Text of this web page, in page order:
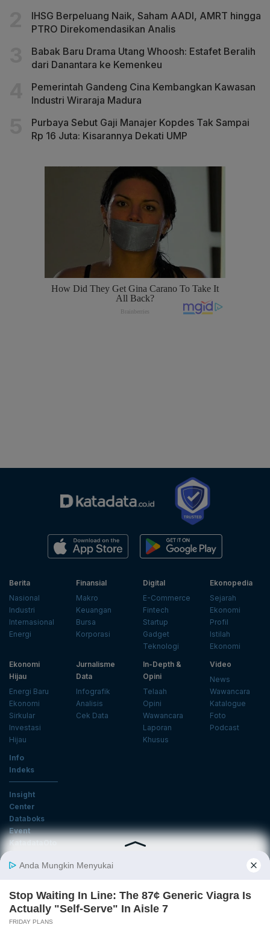
IHSG Berpeluang Naik, Saham AADI, AMRT hingga
PTRO Direkomendasikan Analis
Babak Baru Drama Utang Whoosh: Estafet Beralih
dari Danantara ke Kemenkeu
Pemerintah Gandeng Cina Kembangkan Kawasan
Industri Wiraraja Madura
Purbaya Sebut Gaji Manajer Kopdes Tak Sampai
Rp 16 Juta: Kisarannya Dekati UMP
Berita
Nasional
Industri
Internasional
Energi
Finansial
Makro
Keuangan
Bursa
Korporasi
Digital
E-Commerce
Fintech
Startup
Gadget
Teknologi
Ekonopedia
Sejarah
Ekonomi
Profil
Istilah
Ekonomi
Ekonomi
Hijau
Energi Baru
Ekonomi
Sirkular
Investasi
Hijau
Jurnalisme
Data
Infografik
Analisis
Cek Data
In-Depth &
Opini
Telaah
Opini
Wawancara
Laporan
Khusus
Video
News
Wawancara
Katalogue
Foto
Podcast
Info
Indeks
Insight
Center
Databoks
Event
KatadataOto
Email
Daftar